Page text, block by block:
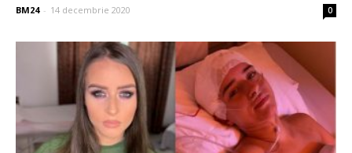
BM24 - 14 decembrie 2020 0